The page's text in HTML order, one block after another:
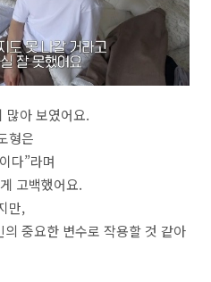
많아 보였어요.
형은
다”라며
고백했어요.
만,
중요한 변수로 작용할 것 같아